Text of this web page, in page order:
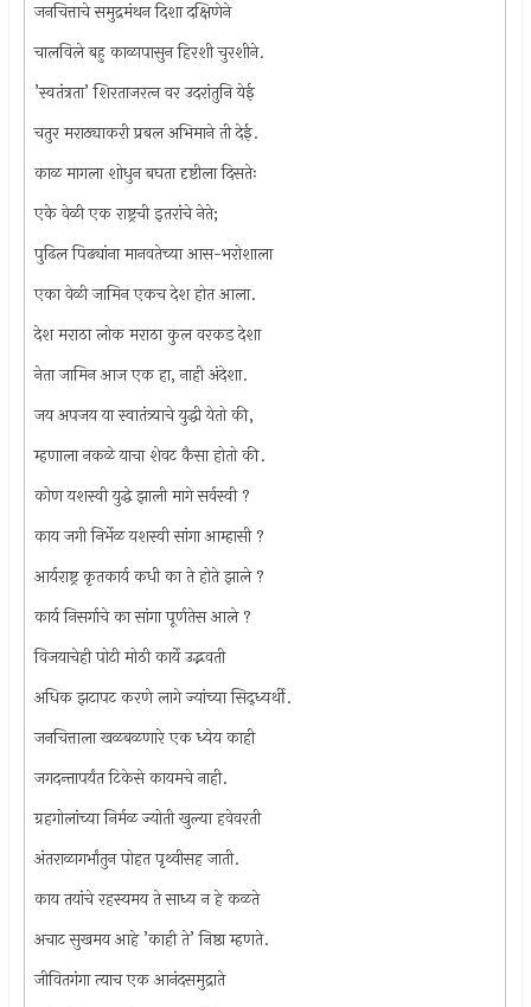
जनचित्ताचे समुद्रमंथन दिशा दक्षिणेने
चालविले बहु काळापासुन हिरशी चुरशीने.
’स्वतंत्रता’ शिरताजरत्‍न वर उदरांतुनि येई
चतुर मराठ्याकरी प्रबल अभिमाने ती देई.
काळ मागला शोधुन बघता दृष्टीला दिसतेः
एके वेळी एक राष्ट्रची इतरांचे नेते;
पुढिल पिढ्यांना मानवतेच्या आस-भरोशाला
एका वेळी जामिन एकच देश होत आला.
देश मराठा लोक मराठा कुल वरकड देशा
नेता जामिन आज एक हा, नाही अंदेशा.
जय अपजय या स्वातंत्र्याचे युद्धी येतो की,
म्हणाला नकळे याचा शेवट कैसा होतो की.
कोण यशस्वी युद्धे झाली मागे सर्वस्वी ?
काय जगी निर्भेळ यशस्वी सांगा आम्हासी ?
आर्यराष्ट्र कृतकार्य कधी का ते होते झाले ?
कार्य निसर्गाचे का सांगा पूर्णतेस आले ?
विजयाचेही पोटी मोठी कार्ये उद्भवती
अधिक झटापट करणे लागे ज्यांच्या सिद्ध्यर्थी.
जनचित्ताला खळबळणारे एक ध्येय काही
जगदन्तापर्यंत टिकेसे कायमचे नाही.
ग्रहगोलांच्या निर्मळ ज्योती खुल्या हवेवरती
अंतराळागर्भांतुन पोहत पृथ्वीसह जाती.
काय तयांचे रहस्यमय ते साध्य न हे कळते
अचाट सुखमय आहे ’काही ते’ निष्ठा म्हणते.
जीवितगंगा त्याच एक आनंदसमुद्राते